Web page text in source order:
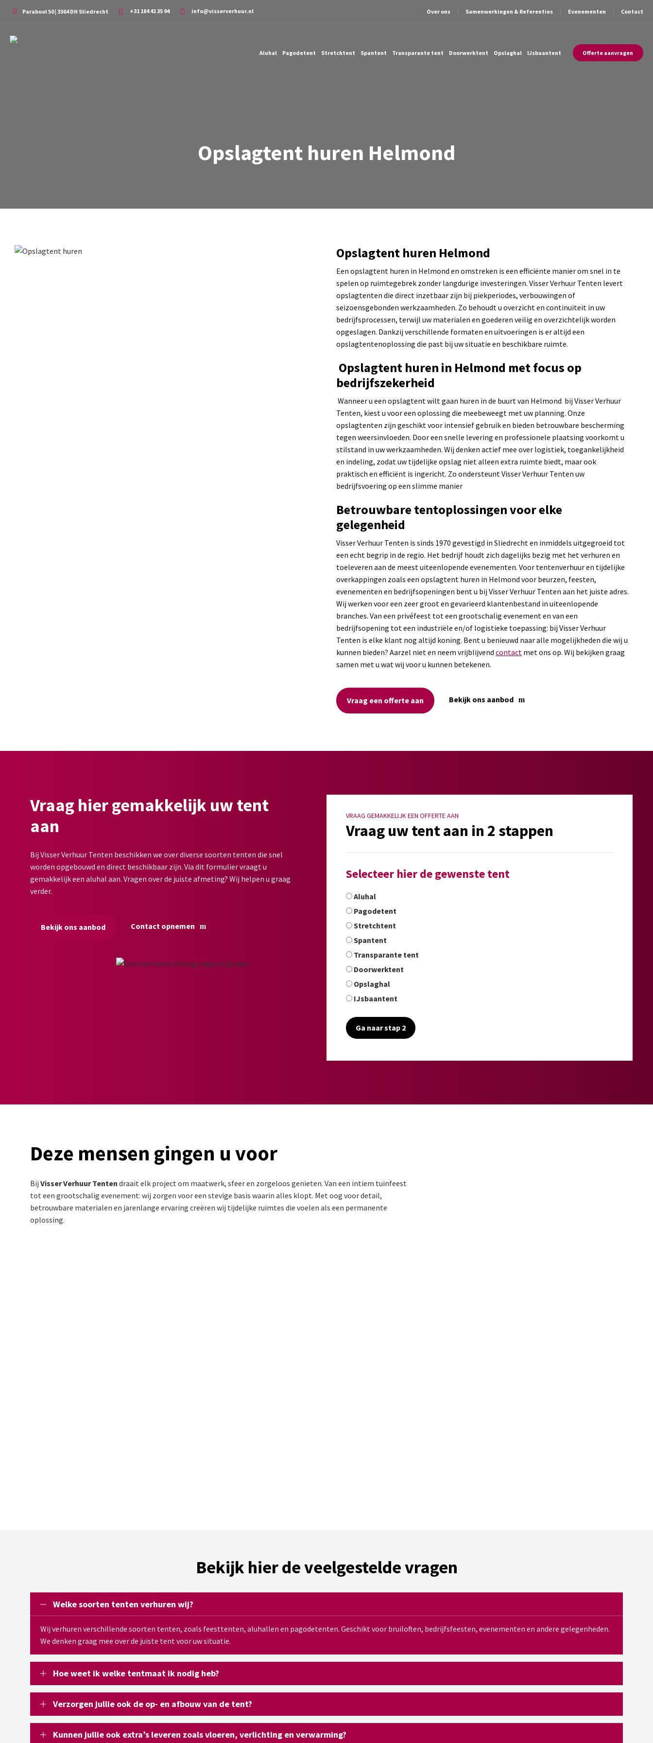
Parabool 50 | 3364 DH Sliedrecht +31 184 41 35 94 info@visserverhuur.nl Over ons Samenwerkingen & Referenties Evenementen Contact
Aluhal Pagodetent Stretchtent Spantent Transparante tent Doorwerktent Opslaghal IJsbaantent Offerte aanvragen
Opslagtent huren Helmond
Opslagtent huren Helmond
Een opslagtent huren in Helmond en omstreken is een efficiënte manier om snel in te
spelen op ruimtegebrek zonder langdurige investeringen. Visser Verhuur Tenten levert
opslagtenten die direct inzetbaar zijn bij piekperiodes, verbouwingen of
seizoensgebonden werkzaamheden. Zo behoudt u overzicht en continuïteit in uw
bedrijfsprocessen, terwijl uw materialen en goederen veilig en overzichtelijk worden
opgeslagen. Dankzij verschillende formaten en uitvoeringen is er altijd een
opslagtentenoplossing die past bij uw situatie en beschikbare ruimte.
Opslagtent huren in Helmond met focus op
bedrijfszekerheid
Wanneer u een opslagtent wilt gaan huren in de buurt van Helmond bij Visser Verhuur
Tenten, kiest u voor een oplossing die meebeweegt met uw planning. Onze
opslagtenten zijn geschikt voor intensief gebruik en bieden betrouwbare bescherming
tegen weersinvloeden. Door een snelle levering en professionele plaatsing voorkomt u
stilstand in uw werkzaamheden. Wij denken actief mee over logistiek, toegankelijkheid
en indeling, zodat uw tijdelijke opslag niet alleen extra ruimte biedt, maar ook
praktisch en efficiënt is ingericht. Zo ondersteunt Visser Verhuur Tenten uw
bedrijfsvoering op een slimme manier
Betrouwbare tentoplossingen voor elke
gelegenheid
Visser Verhuur Tenten is sinds 1970 gevestigd in Sliedrecht en inmiddels uitgegroeid tot
een echt begrip in de regio. Het bedrijf houdt zich dagelijks bezig met het verhuren en
toeleveren aan de meest uiteenlopende evenementen. Voor tentenverhuur en tijdelijke
overkappingen zoals een opslagtent huren in Helmond voor beurzen, feesten,
evenementen en bedrijfsopeningen bent u bij Visser Verhuur Tenten aan het juiste adres.
Wij werken voor een zeer groot en gevarieerd klantenbestand in uiteenlopende
branches. Van een privéfeest tot een grootschalig evenement en van een
bedrijfsopening tot een industriële en/of logistieke toepassing: bij Visser Verhuur
Tenten is elke klant nog altijd koning. Bent u benieuwd naar alle mogelijkheden die wij u
kunnen bieden? Aarzel niet en neem vrijblijvend contact met ons op. Wij bekijken graag
samen met u wat wij voor u kunnen betekenen.
Vraag een offerte aan Bekijk ons aanbod
Vraag hier gemakkelijk uw tent
aan
Bij Visser Verhuur Tenten beschikken we over diverse soorten tenten die snel
worden opgebouwd en direct beschikbaar zijn. Via dit formulier vraagt u
gemakkelijk een aluhal aan. Vragen over de juiste afmeting? Wij helpen u graag
verder.
Bekijk ons aanbod Contact opnemen
VRAAG GEMAKKELIJK EEN OFFERTE AAN
Vraag uw tent aan in 2 stappen
Selecteer hier de gewenste tent
Aluhal
Pagodetent
Stretchtent
Spantent
Transparante tent
Doorwerktent
Opslaghal
IJsbaantent
Ga naar stap 2
Deze mensen gingen u voor
Bij Visser Verhuur Tenten draait elk project om maatwerk, sfeer en zorgeloos genieten. Van een intiem tuinfeest
tot een grootschalig evenement: wij zorgen voor een stevige basis waarin alles klopt. Met oog voor detail,
betrouwbare materialen en jarenlange ervaring creëren wij tijdelijke ruimtes die voelen als een permanente
oplossing.
Bekijk hier de veelgestelde vragen
Welke soorten tenten verhuren wij?
Wij verhuren verschillende soorten tenten, zoals feesttenten, aluhallen en pagodetenten. Geschikt voor bruiloften, bedrijfsfeesten, evenementen en andere gelegenheden.
We denken graag mee over de juiste tent voor uw situatie.
Hoe weet ik welke tentmaat ik nodig heb?
Verzorgen jullie ook de op- en afbouw van de tent?
Kunnen jullie ook extra’s leveren zoals vloeren, verlichting en verwarming?